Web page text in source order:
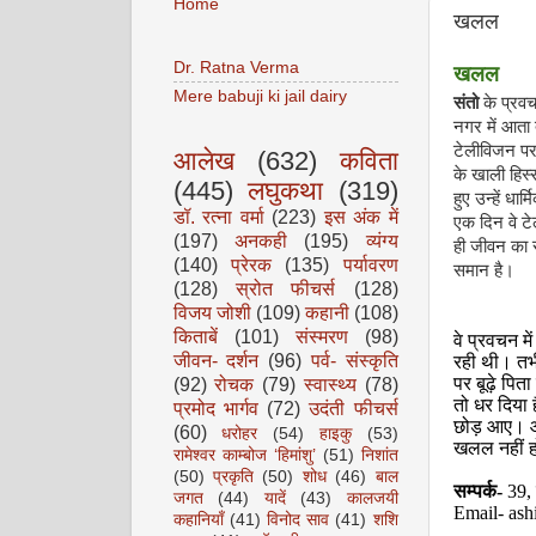
खलल
खलल
संतोके
नगर में आता
टेलीविजन
के खाली
हुए उन्हें
एक दिन वे
ही जीवन का
समान है।
वे प्रवचन
रही थी।
पर बूढ़े
तो धर
छोड़ आए।
खलल नहीं
सम्पर्क- 39,
Email-
Home
Dr. Ratna Verma
Mere babuji ki jail dairy
आलेख (632)
कविता
(445) लघुकथा (319)
डॉ. रत्ना वर्मा (223) इस अंक में
(197)
अनकही (195)
व्यंग्य
(140)
प्रेरक (135)
पर्यावरण
(128)
स्रोत फीचर्स
(128)
विजय जोशी (109) कहानी (108)
किताबें
(101) संस्मरण
(98)
जीवन- दर्शन (96) पर्व- संस्कृति
(92) रोचक (79) स्वास्थ्य (78)
प्रमोद भार्गव (72) उदंती फीचर्स
(60)
धरोहर (54) हाइकु
(53)
रामेश्वर काम्बोज ‘हिमांशु’ (51) निशांत
(50) प्रकृति (50) शोध (46) बाल
जगत
(44) यादें (43)
कालजयी
कहानियाँ (41) विनोद साव (41) शशि